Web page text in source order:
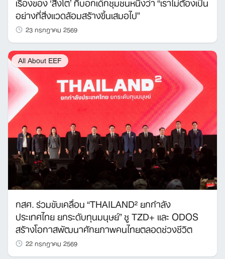
อย่างที่สิ่งแวดล้อมสร้างขึ้นเสมอไป”
23 กรกฎาคม 2569
All About EEF
กสศ. ร่วมขับเคลื่อน “THAILAND² ยกกำลัง
ประเทศไทย ยกระดับทุนมนุษย์” ชู TZD+ และ ODOS
สร้างโอกาสพัฒนาศักยภาพคนไทยตลอดช่วงชีวิต
22 กรกฎาคม 2569